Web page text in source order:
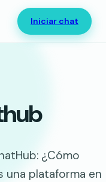
Iniciar chat
¿Cómo
una plataforma en